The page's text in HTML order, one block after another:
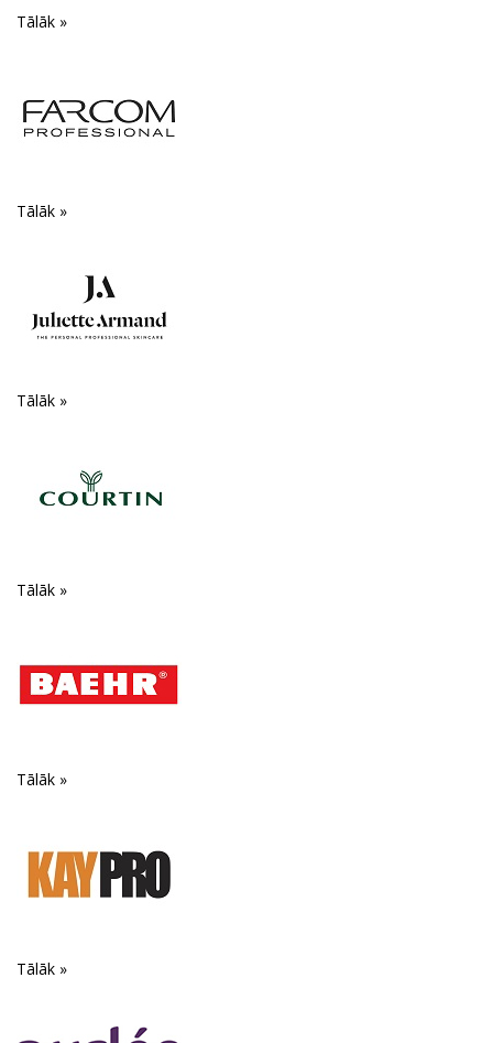
Tālāk »
Tālāk »
Tālāk »
Tālāk »
Tālāk »
Tālāk »